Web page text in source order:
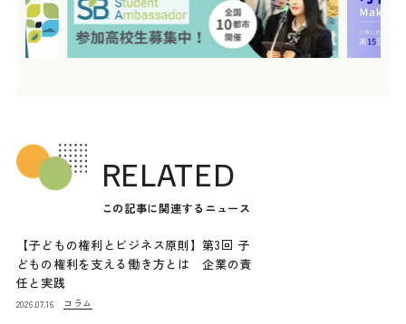
RELATED
この記事に関連するニュース
【子どもの権利とビジネス原則】第3回 子
どもの権利を支える働き方とは 企業の責
任と実践
2026.07.16 コラム